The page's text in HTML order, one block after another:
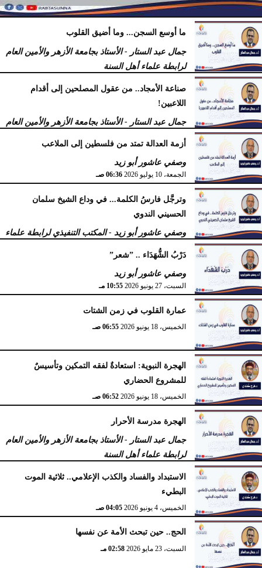
فرج كُندي - رئيس مركز الكُندي للدراسات والبحوث
السبت، 18 يوليو 2026 09:14 مـ
ما أوسع السجن... وما أضيق القلوب
جمال عبد الستار - الأستاذ بجامعة الأزهر والأمين العام
لرابطة علماء أهل السنة
السبت، 18 يوليو 2026 12:29 مـ
صناعة الأمجاد.. من عقول المصلحين إلى أقدام
اللاعبين!
جمال عبد الستار - الأستاذ بجامعة الأزهر والأمين العام
لرابطة علماء أهل السنة
الأربعاء، 15 يوليو 2026 09:08 صـ
أزمة العدالة تمتد من فلسطين إلى الملاعب
وصفي عاشور أبو زيد
الجمعة، 10 يوليو 2026 06:36 صـ
وترجَّل فارسُ الكلمة... في وداع الشيخ سلمان
الحسيني الندوي
وصفي عاشور أبو زيد - المكتب التنفيذي لرابطة علماء
أهل السنّة
الخميس، 2 يوليو 2026 05:32 مـ
دَرْبُ الشُّهَدَاء .. ”شعر”
وصفي عاشور أبو زيد
السبت، 27 يونيو 2026 10:55 مـ
عمارة القلوب في زمن الشتات
الخميس، 18 يونيو 2026 06:55 صـ
الهجرة النبوية: استعادةٌ لفقه التمكين وتأسيسٌ
للمشروع الحضاري
الخميس، 18 يونيو 2026 06:52 صـ
الهجرة مدرسة الأحرار
جمال عبد الستار - الأستاذ بجامعة الأزهر والأمين العام
لرابطة علماء أهل السنة
الثلاثاء، 16 يونيو 2026 10:22 صـ
الاستبداد والفساد والكذب الإعلامي.. ثلاثية الموت
البطيء
الخميس، 4 يونيو 2026 04:05 صـ
الحج.. حين تبحث الأمة عن نفسها
السبت، 23 مايو 2026 02:58 مـ